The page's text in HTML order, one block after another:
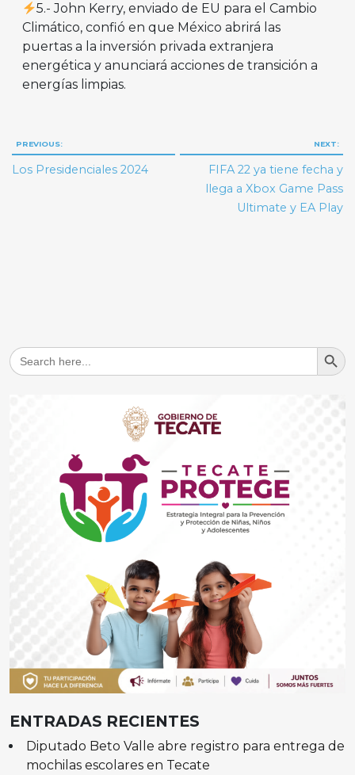
5.- John Kerry, enviado de EU para el Cambio
Climático, confió en que México abrirá las
puertas a la inversión privada extranjera
energética y anunciará acciones de transición a
energías limpias.
Navegación
de
PREVIOUS:
Los Presidenciales 2024
NEXT:
FIFA 22 ya tiene fecha y
llega a Xbox Game Pass
Ultimate y EA Play
Search
for:
Search
ENTRADAS RECIENTES
Diputado Beto Valle abre registro para entrega de
mochilas escolares en Tecate